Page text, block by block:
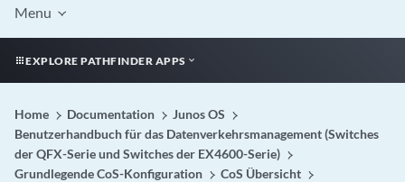
Menu
EXPLORE PATHFINDER APPS
Home Documentation
Junos OS
Benutzerhandbuch für das Datenverkehrsmanagement (Switches
der QFX-Serie und Switches der EX4600-Serie)
Grundlegende CoS-Konfiguration
CoS Übersicht